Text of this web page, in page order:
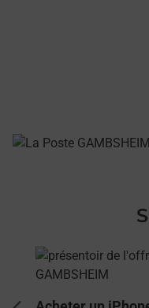
En savoir plus